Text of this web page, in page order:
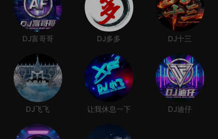
DJ富哥哥 DJ多多 DJ十三
DJ飞飞 让我休息一下 DJ迪仔